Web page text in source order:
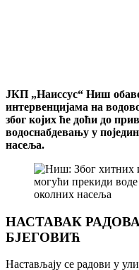
ЈКП „Наиссус“ Ниш
интервенцијама на
због којих ће доћи до
водоснабдевању у
насеља.
НАСТАВАК
БЈЕГОВИЋ
Настављају се радови у